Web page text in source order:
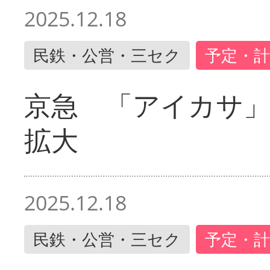
2025.12.18
民鉄・公営・三セク 予定・
京急 「アイカサ
拡大
2025.12.18
民鉄・公営・三セク 予定・